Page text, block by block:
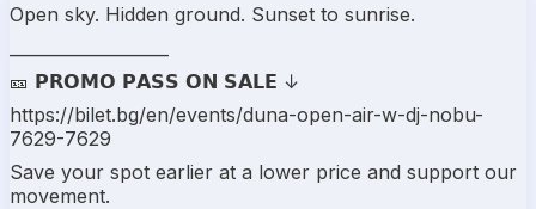
Open sky. Hidden ground. Sunset to sunrise.
🎫 𝗣𝗥𝗢𝗠𝗢 𝗣𝗔𝗦𝗦 𝗢𝗡 𝗦𝗔𝗟𝗘 ↓
https://bilet.bg/en/events/duna-open-air-w-dj-nobu-
7629-7629
Save your spot earlier at a lower price and support our
movement.